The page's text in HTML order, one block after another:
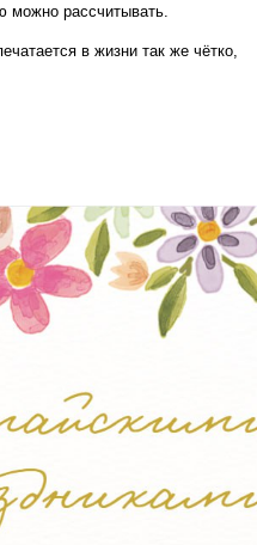
можно рассчитывать.
в жизни так же чётко,